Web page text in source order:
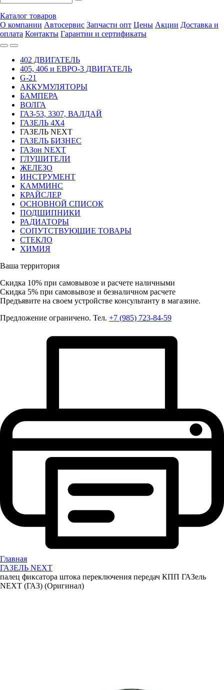
Каталог товаров
О компании Автосервис Запчасти опт Цены Акции Доставка и
оплата Контакты Гарантии и сертификаты
402 ДВИГАТЕЛЬ
405, 406 и ЕВРО-3 ДВИГАТЕЛЬ
G-21
АККУМУЛЯТОРЫ
БАМПЕРА
ВОЛГА
ГАЗ-53, 3307, ВАЛДАЙ
ГАЗЕЛЬ 4Х4
ГАЗЕЛЬ NEXT
ГАЗЕЛЬ БИЗНЕС
ГАЗон NEXT
ГЛУШИТЕЛИ
ЖЕЛЕЗО
ИНСТРУМЕНТ
КАММИНС
КРАЙСЛЕР
ОСНОВНОЙ СПИСОК
ПОДШИПНИКИ
РАДИАТОРЫ
СОПУТСТВУЮЩИЕ ТОВАРЫ
СТЕКЛО
ХИМИЯ
Ваша территория
Скидка 10% при самовывозе и расчете наличными
Скидка 5% при самовывозе и безналичном расчете
Предъявите на своем устройстве консультанту в магазине.
Предложение ограничено. Тел. +7 (985) 723-84-59
Главная
ГАЗЕЛЬ NEXT
палец фиксатора штока переключения передач КПП ГАЗель
NEXT (ГАЗ) (Оригинал)